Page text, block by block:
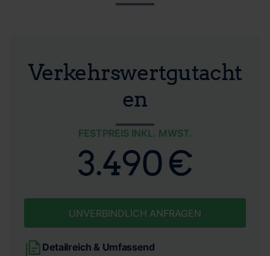
Verkehrswertgutacht
en
FESTPREIS INKL. MWST.
3.490 €
UNVERBINDLICH ANFRAGEN
Detailreich & Umfassend